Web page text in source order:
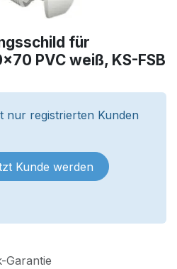
für
PVC weiß, KS-FSB
nur registrierten Kunden
Kunde werden
Garantie